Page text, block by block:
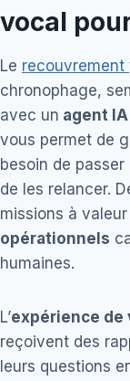
vocal
Le recouvrement
chronophage,
avec un agent IA
vous permet de
besoin de
de les relancer.
missions à
opérationnels
humaines.
L’expérience de
reçoivent des
leurs questions